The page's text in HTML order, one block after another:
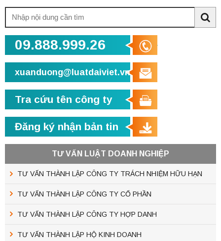
kiếm:
09.888.999.26
xuanduong@luatdaiviet.vn
Tra cứu tên công ty
Đăng ký nhận bản tin
TƯ VẤN LUẬT DOANH NGHIỆP
TƯ VẤN THÀNH LẬP CÔNG TY TRÁCH NHIỆM HỮU HẠN
TƯ VẤN THÀNH LẬP CÔNG TY CỔ PHẦN
TƯ VẤN THÀNH LẬP CÔNG TY HỢP DANH
TƯ VẤN THÀNH LẬP HỘ KINH DOANH